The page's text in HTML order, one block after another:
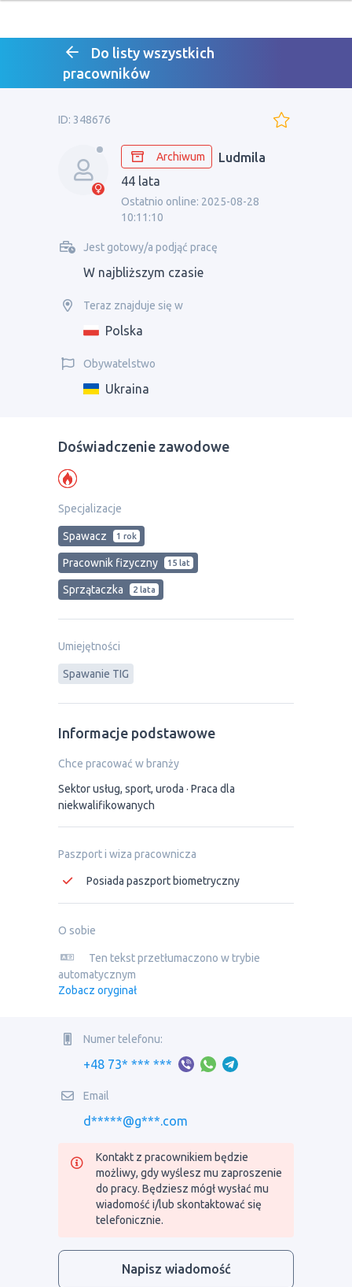
Do listy wszystkich
pracowników
ID: 348676
Archiwum
Ludmila
44 lata
Ostatnio online: 2025-08-28
10:11:10
Jest gotowy/a podjąć pracę
W najbliższym czasie
Teraz znajduje się w
Polska
Obywatelstwo
Ukraina
Doświadczenie zawodowe
Specjalizacje
Spawacz 1 rok
Pracownik fizyczny 15 lat
Sprzątaczka 2 lata
Umiejętności
Spawanie TIG
Informacje podstawowe
Chce pracować w branży
Sektor usług, sport, uroda
Praca dla
niekwalifikowanych
Paszport i wiza pracownicza
Posiada paszport biometryczny
O sobie
Ten tekst przetłumaczono w trybie
automatycznym
Zobacz oryginał
Numer telefonu:
+48 73* *** ***
Email
d*****@g***.com
Kontakt z pracownikiem będzie
możliwy, gdy wyślesz mu zaproszenie
do pracy. Będziesz mógł wysłać mu
wiadomość i/lub skontaktować się
telefonicznie.
Napisz wiadomość